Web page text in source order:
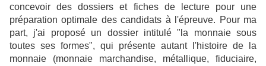
concevoir des dossiers et fiches de lecture pour une
préparation optimale des candidats à l'épreuve. Pour ma
part, j'ai proposé un dossier intitulé "la monnaie sous
toutes ses formes", qui présente autant l'histoire de la
monnaie (monnaie marchandise, métallique, fiduciaire,